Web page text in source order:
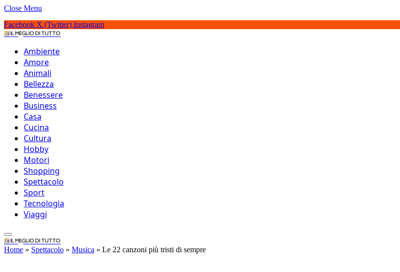
Close Menu
Facebook X (Twitter) Instagram
IlMeglioDiTutto.it
Ambiente
Amore
Animali
Bellezza
Benessere
Business
Casa
Cucina
Cultura
Hobby
Motori
Shopping
Spettacolo
Sport
Tecnologia
Viaggi
IlMeglioDiTutto.it
Home » Spettacolo » Musica » Le 22 canzoni più tristi di sempre